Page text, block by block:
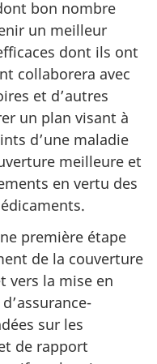
bon nombre
un meilleur
dont ils ont
collaborera avec
et d’autres
un plan visant à
d’une maladie
meilleure et
en vertu des
première étape
de la couverture
vers la mise en
sur les
de rapport